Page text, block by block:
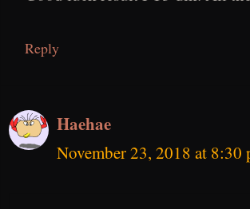
Reply
Haehae
November 23, 2018 at 8:30